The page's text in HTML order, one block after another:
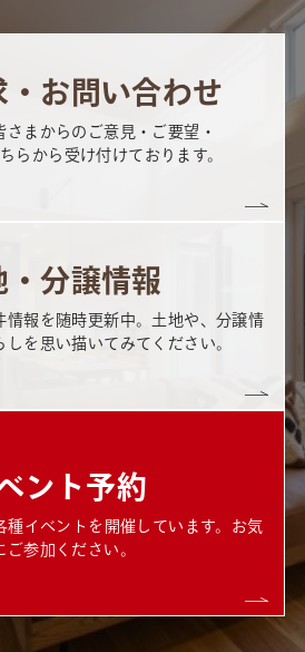
・お問い合わせ
さまからのご意見・ご要望・
らから受け付けております。
・分譲情報
情報を随時更新中。土地や、分譲情
を思い描いてみてください。
ント予約
種イベントを開催しています。お気
ご参加ください。